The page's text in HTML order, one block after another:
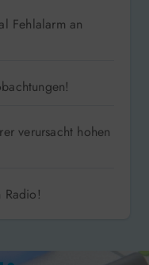
Fehlalarm an
verursacht hohen
Radio!